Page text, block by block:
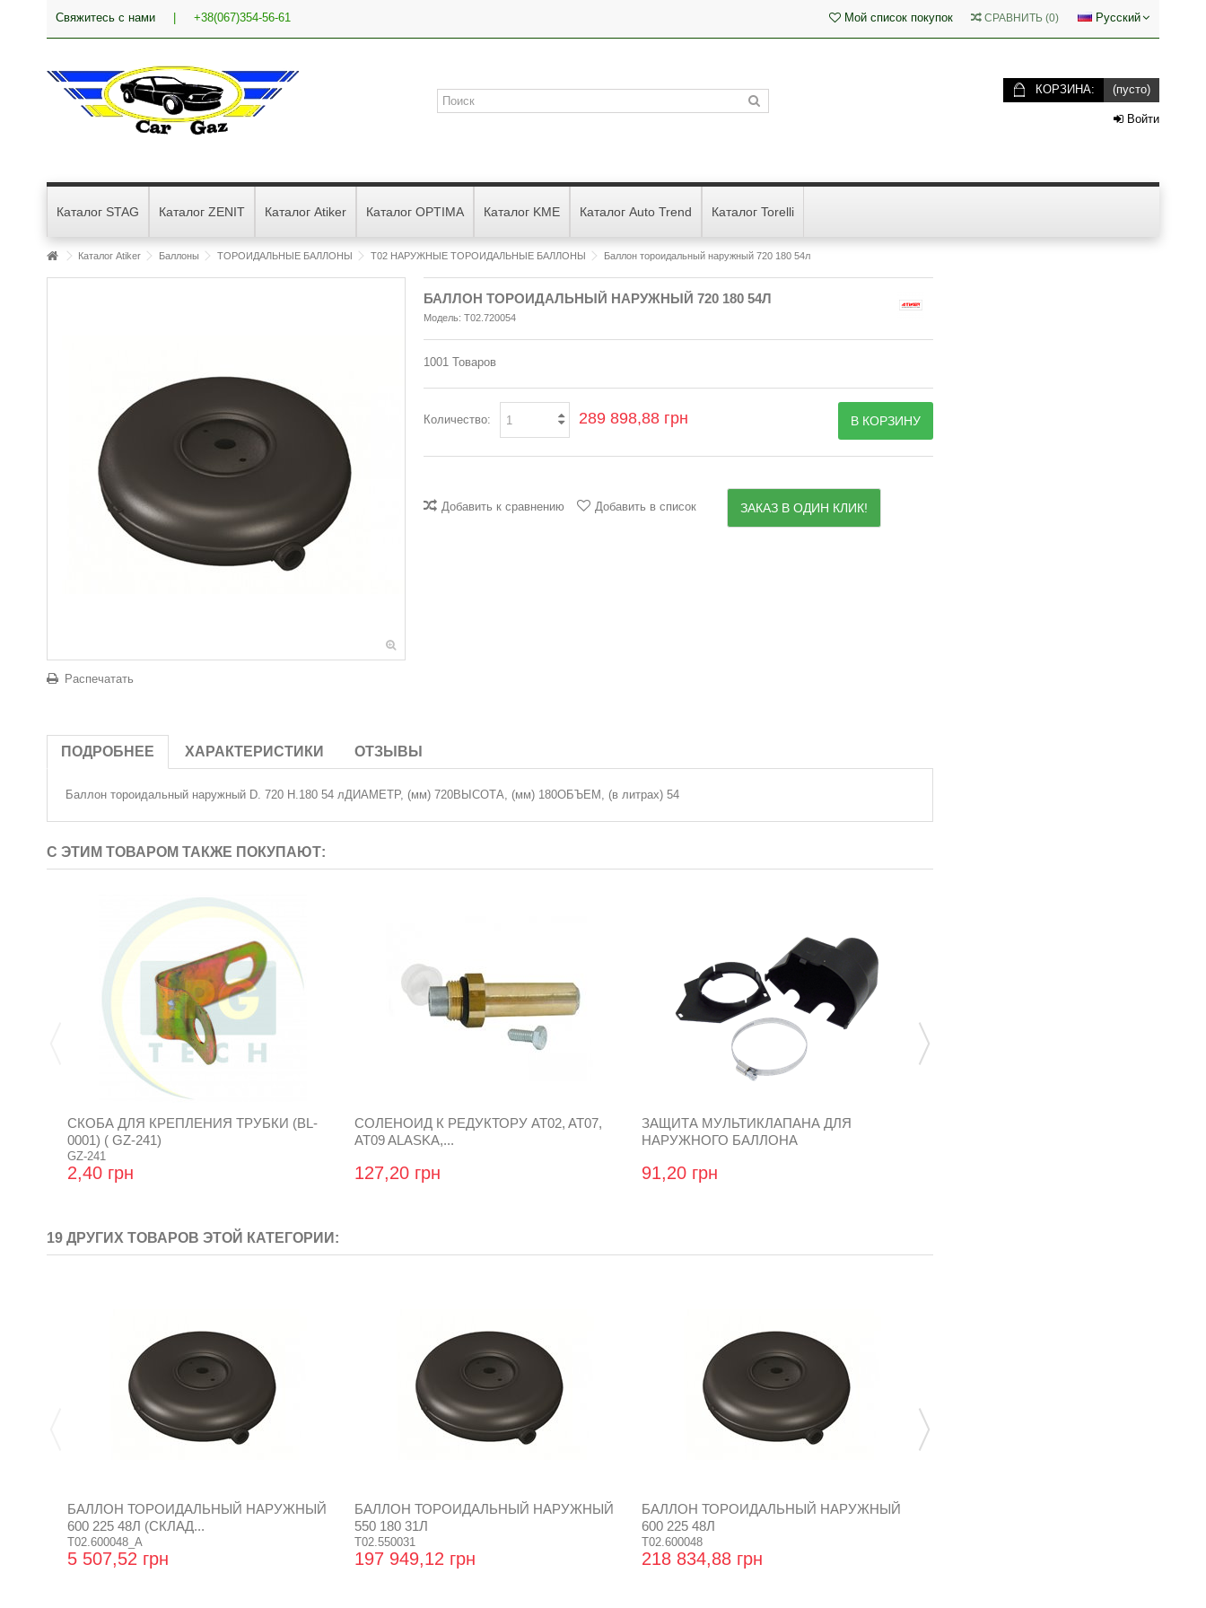
Русский
Свяжитесь с нами +38(067)354-56-61 СРАВНИТЬ (0)
Мой список покупок
КОРЗИНА: (пусто)
Войти
Каталог STAG Каталог ZENIT Каталог Atiker Каталог OPTIMA Каталог KME Каталог Auto Trend Каталог Torelli
Каталог Atiker Баллоны ТОРОИДАЛЬНЫЕ БАЛЛОНЫ T02 НАРУЖНЫЕ ТОРОИДАЛЬНЫЕ БАЛЛОНЫ Баллон тороидальный наружный 720 180 54л
Распечатать
БАЛЛОН ТОРОИДАЛЬНЫЙ НАРУЖНЫЙ 720 180 54Л
Модель: T02.720054
1001 Товаров
В КОРЗИНУ
Количество: 289 898,88 грн
Добавить к сравнению Добавить в список ЗАКАЗ В ОДИН КЛИК!
ПОДРОБНЕЕ ХАРАКТЕРИСТИКИ ОТЗЫВЫ
Баллон тороидальный наружный D. 720 H.180 54 лДИАМЕТР, (мм) 720ВЫСОТА, (мм) 180ОБЪЕМ, (в литрах) 54
С ЭТИМ ТОВАРОМ ТАКЖЕ ПОКУПАЮТ:
СКОБА ДЛЯ КРЕПЛЕНИЯ ТРУБКИ (BL-
0001) ( GZ-241)
GZ-241
2,40 грн
СОЛЕНОИД К РЕДУКТОРУ AT02, AT07,
AT09 ALASKA,...
127,20 грн
ЗАЩИТА МУЛЬТИКЛАПАНА ДЛЯ
НАРУЖНОГО БАЛЛОНА
91,20 грн
19 ДРУГИХ ТОВАРОВ ЭТОЙ КАТЕГОРИИ:
БАЛЛОН ТОРОИДАЛЬНЫЙ НАРУЖНЫЙ
600 225 48Л (СКЛАД...
T02.600048_A
5 507,52 грн
БАЛЛОН ТОРОИДАЛЬНЫЙ НАРУЖНЫЙ
550 180 31Л
T02.550031
197 949,12 грн
БАЛЛОН ТОРОИДАЛЬНЫЙ НАРУЖНЫЙ
600 225 48Л
T02.600048
218 834,88 грн